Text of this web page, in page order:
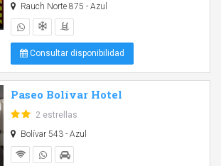
Rauch Norte 875 - Azul
Consultar disponibilidad
Paseo Bolívar Hotel
2 estrellas
Bolívar 543 - Azul